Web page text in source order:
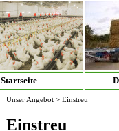
Startseite
Unser Angebot > Einstreu
Einstreu